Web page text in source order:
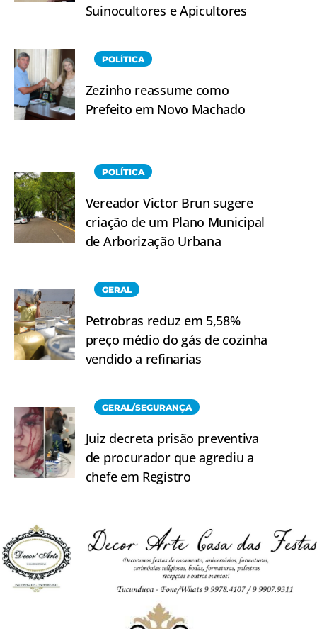
Suinocultores e Apicultores
POLÍTICA
Zezinho reassume como
Prefeito em Novo Machado
POLÍTICA
Vereador Victor Brun sugere
criação de um Plano Municipal
de Arborização Urbana
GERAL
Petrobras reduz em 5,58%
preço médio do gás de cozinha
vendido a refinarias
GERAL/SEGURANÇA
Juiz decreta prisão preventiva
de procurador que agrediu a
chefe em Registro